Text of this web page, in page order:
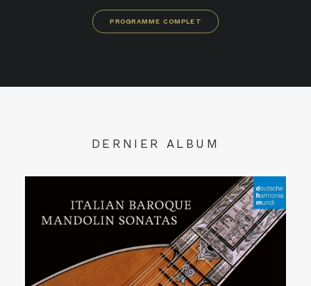
PROGRAMME COMPLET
DERNIER ALBUM